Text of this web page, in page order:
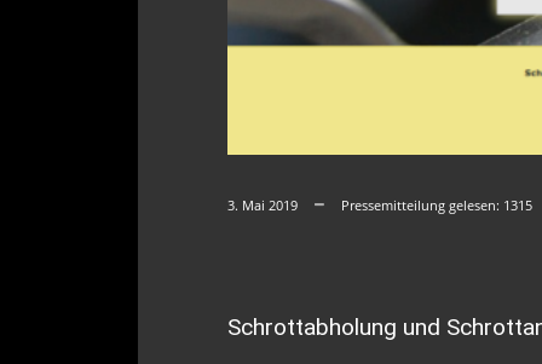
3. Mai 2019 Pressemitteilung gelesen: 1315
Schrottabholung und